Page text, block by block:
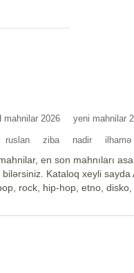
mahnilar 2026 yeni mahnilar
ruslan ziba nadir ilhamə
en son mahnıları
Kataloq xeyli
rock, hip-hop, etno,